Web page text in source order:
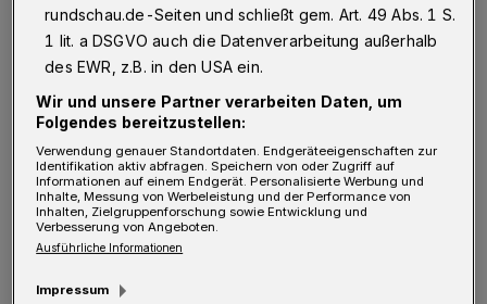
Fußball:
Bundesliga, A-Junioren:
Bayer 04 Leverkusen - Wuppertaler SV 0:0.
Liveticker!
Zur Tabelle:hier klicken!
Regionalliga:
SC Verl - Wuppertaler SV 2:2.
rundschau.de-Seiten und schließt gem. Art. 49 Abs. 1 S.
1 lit. a DSGVO auch die Datenverarbeitung außerhalb
des EWR, z.B. in den USA ein.
Wir und unsere Partner verarbeiten Daten, um
Folgendes bereitzustellen:
Verwendung genauer Standortdaten. Endgeräteeigenschaften zur
Identifikation aktiv abfragen. Speichern von oder Zugriff auf
Informationen auf einem Endgerät. Personalisierte Werbung und
Inhalte, Messung von Werbeleistung und der Performance von
Inhalten, Zielgruppenforschung sowie Entwicklung und
Verbesserung von Angeboten.
Ausführliche Informationen
Impressum